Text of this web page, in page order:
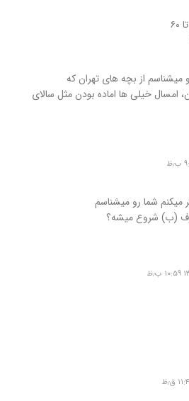
میشناسم از بچه های تهران که
امسال خیلی ها اماده بودن مثل سالای
میکنم شما رو میشناسم
(ب) شروع میشه؟